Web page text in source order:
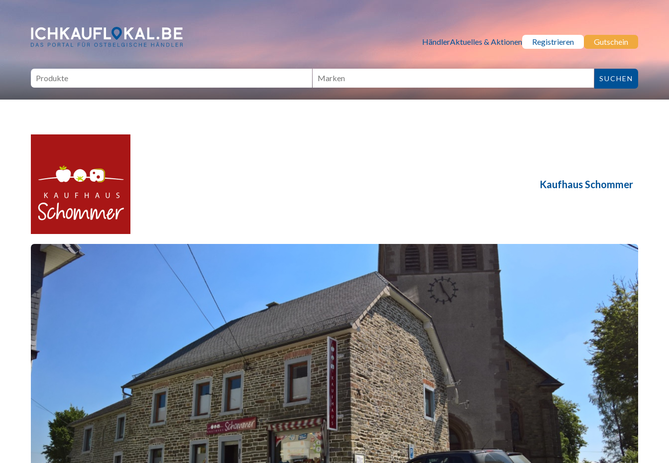
ich kauf lokal - Bei lokalen Händlern online Shoppen HändlerAktuelles & Aktionen Registrieren Gutschein
Kaufhaus Schommer